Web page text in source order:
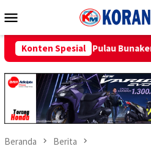
ke
Mobile
Konten Spesial
Pulih Normal Minggu Ini
Beranda Berita